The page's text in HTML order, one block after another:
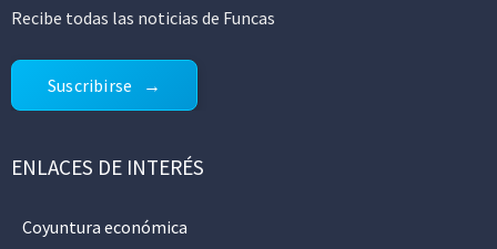
Recibe todas las noticias de Funcas
Suscribirse
ENLACES DE INTERÉS
Coyuntura económica